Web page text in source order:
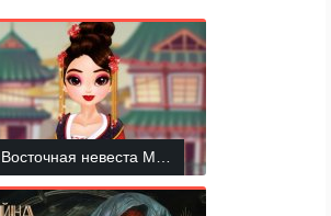
Восточная невеста Мулан